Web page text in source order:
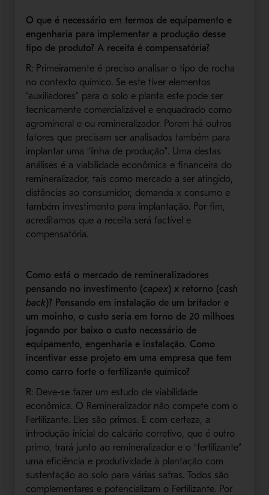
O que é necessário em termos de equipamento e
engenharia para implementar a produção desse
tipo de produto? A receita é compensatória?
R: Primeiramente é preciso analisar o tipo de rocha
no contexto químico. Se este tiver elementos
“auxiliadores” para o solo e planta este pode ser
tecnicamente comercializável e enquadrado como
agromineral e ou remineralizador. Porem há outros
fatores que precisam ser analisados também para
implantar uma “linha de produção”. Uma destas
análises é a viabilidade econômica e financeira do
remineralizador, tais como mercado a ser atingido,
distâncias ao consumidor, demanda x consumo e
também investimento para implantação. Por fim,
acreditamos que a receita será factível e
compensatória.
Como está o mercado de remineralizadores
pensando no investimento (capex) x retorno (cash
back)? Pensando em instalação de um britador e
um moinho, o custo seria em torno de 20 milhoes
jogando por baixo o custo necessário de
equipamento, engenharia e instalação. Como
incentivar esse projeto em uma empresa que tem
como carro forte o fertilizante químico?
R: Deve-se fazer um estudo de viabilidade
econômica. O Remineralizador não compete com o
Fertilizante. Eles são primos. E com certeza, a
introdução inicial do calcário corretivo, que é outro
primo, trará junto ao remineralizador e o “fertilizante”
uma eficiência e produtividade à plantação com
sustentação ao solo para várias safras. Todos são
complementares e potencializam o Fertilizante. Por